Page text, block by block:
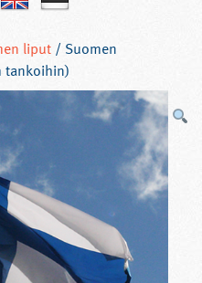
liput / Suomen
tankoihin)